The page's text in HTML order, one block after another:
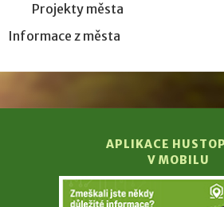
Projekty města
Informace z města
APLIKACE
V MOBILU